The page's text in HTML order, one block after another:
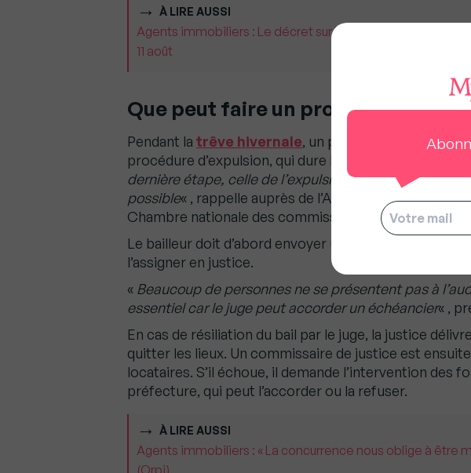
À LIRE AUSSI
Agents immobiliers : Le décret sur la pige téléphonique
11 août
Que peut faire un propriétaire
Pendant la trêve hivernale, un propriétaire peut
procédure d’expulsion, qui dure habituellement
dernière étape, celle de l’expulsion physique avec les
possible« , rappelle auprès de l’AFP Cédric Kieffer,
Chambre nationale des commissaires de justice.
Le bailleur doit d’abord envoyer un commandement
l’assigner en justice.
« Beaucoup de personnes ne se présentent pas à
essentiel car le juge peut accorder un échéancier« ,
En cas de résiliation du bail par le juge, la justice
quitter les lieux. Un commissaire de justice est
locataires. S’il échoue, il demande l’intervention des
préfecture, qui peut l’accorder ou la refuser.
À LIRE AUSSI
Agents immobiliers : « La concurrence nous oblige à être